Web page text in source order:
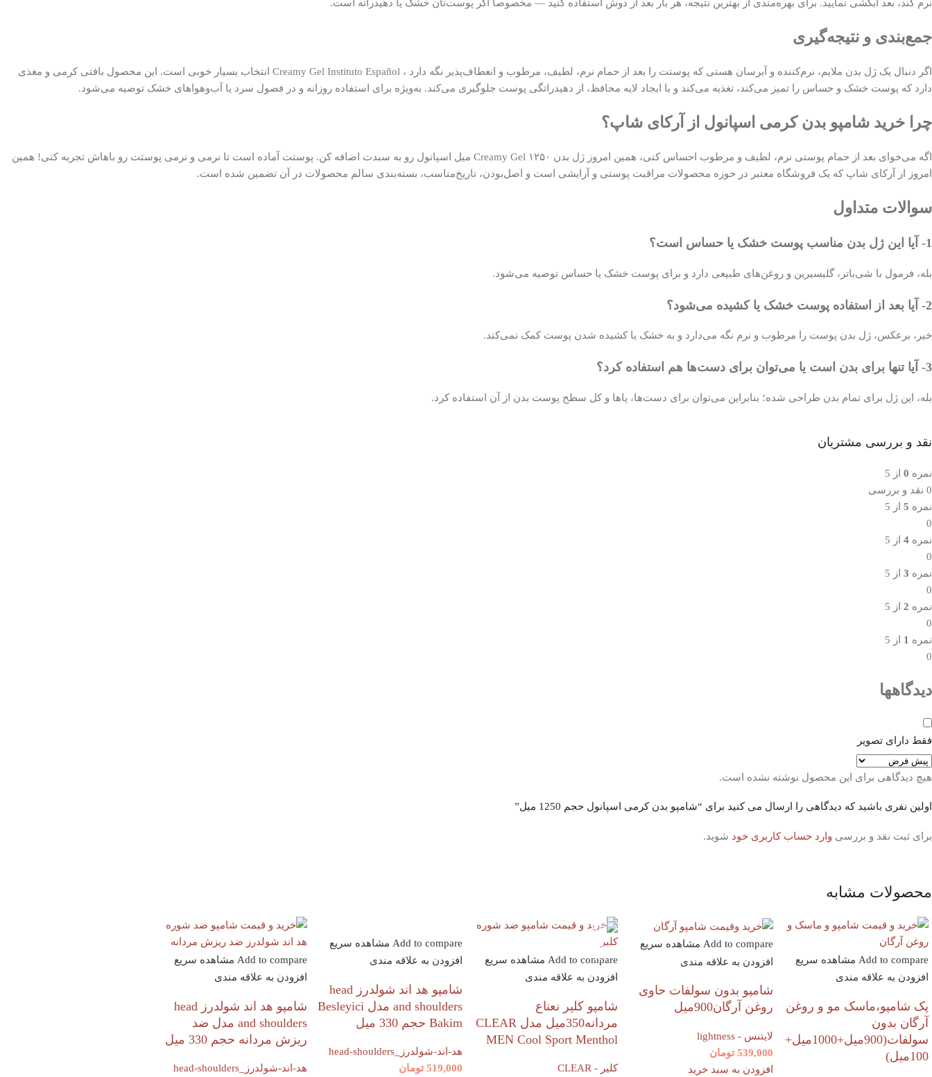
نرم کند، بعد آبکشی نمایید. برای بهره‌مندی از بهترین نتیجه، هر بار بعد از دوش استفاده کنید — مخصوصاً اگر پوست‌تان خشک یا دهیدراته است.
جمع‌بندی و نتیجه‌گیری
اگر دنبال یک ژل بدن ملایم، نرم‌کننده و آبرسان هستی که پوستت را بعد از حمام نرم، لطیف، مرطوب و انعطاف‌پذیر نگه دارد ، Creamy Gel Instituto Español انتخاب بسیار خوبی است. این محصول بافتی کرمی و مغذی
دارد که پوست خشک و حساس را تمیز می‌کند، تغذیه می‌کند و با ایجاد لایه محافظ، از دهیدراتگی پوست جلوگیری می‌کند. به‌ویژه برای استفاده روزانه و در فصول سرد یا آب‌وهواهای خشک توصیه می‌شود.
چرا خرید شامپو بدن کرمی اسپانول از آرکای شاپ؟
اگه می‌خوای بعد از حمام پوستی نرم، لطیف و مرطوب احساس کنی، همین امروز ژل بدن Creamy Gel ۱۲۵۰ میل اسپانول رو به سبدت اضافه کن. پوستت آماده است تا نرمی و نرمی پوستت رو باهاش تجربه کنی! همین
امروز از آرکای شاپ که یک فروشگاه معتبر در حوزه محصولات مراقبت پوستی و آرایشی است و اصل‌بودن، تاریخ‌مناسب، بسته‌بندی سالم محصولات در آن تضمین شده است.
سوالات متداول
1- آیا این ژل بدن مناسب پوست خشک یا حساس است؟
بله، فرمول با شی‌باتر، گلیسیرین و روغن‌های طبیعی دارد و برای پوست خشک یا حساس توصیه می‌شود.
2- آیا بعد از استفاده پوست خشک یا کشیده می‌شود؟
خیر، برعکس، ژل بدن پوست را مرطوب و نرم نگه می‌دارد و به خشک یا کشیده شدن پوست کمک نمی‌کند.
3- آیا تنها برای بدن است یا می‌توان برای دست‌ها هم استفاده کرد؟
بله، این ژل برای تمام بدن طراحی شده؛ بنابراین می‌توان برای دست‌ها، پاها و کل سطح پوست بدن از آن استفاده کرد.
نقد و بررسی مشتریان
نمره 0 از 5
0 نقد و بررسی
نمره 5 از 5
0
نمره 4 از 5
0
نمره 3 از 5
0
نمره 2 از 5
0
نمره 1 از 5
0
دیدگاهها
فقط دارای تصویر
هیچ دیدگاهی برای این محصول نوشته نشده است.
اولین نفری باشید که دیدگاهی را ارسال می کنید برای “شامپو بدن کرمی اسپانول حجم 1250 میل”
برای ثبت نقد و بررسی وارد حساب کاربری خود شوید.
محصولات مشابه
Add to compare مشاهده سریع
افزودن به علاقه مندی
پک شامپو،ماسک مو و روغن
آرگان بدون
سولفات(900میل+1000میل+
100میل)
Add to compare مشاهده سریع
افزودن به علاقه مندی
شامپو بدون سولفات حاوی
روغن آرگان900میل
لایتنس - lightness
539,000 تومان
افزودن به سبد خرید
Add to compare مشاهده سریع
افزودن به علاقه مندی
شامپو کلیر نعناع
مردانه350میل مدل CLEAR
MEN Cool Sport Menthol
کلیر - CLEAR
Add to compare مشاهده سریع
افزودن به علاقه مندی
شامپو هد اند شولدرز head
and shoulders مدل Besleyici
Bakim حجم 330 میل
هد-اند-شولدرز_head-shoulders
519,000 تومان
Add to compare مشاهده سریع
افزودن به علاقه مندی
شامپو هد اند شولدرز head
and shoulders مدل ضد
ریزش مردانه حجم 330 میل
هد-اند-شولدرز_head-shoulders